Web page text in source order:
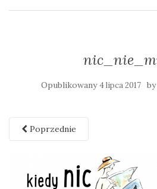
Opublikowany4 lipca 2017 by
Poprzednie